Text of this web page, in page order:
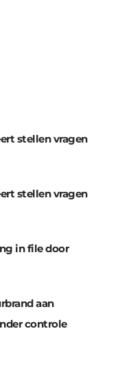
stellen vragen
stellen vragen
in file door
aan
controle